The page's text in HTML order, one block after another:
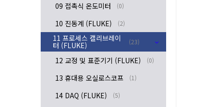
09 접촉식 온도미터 (0)
10 진동계 (FLUKE) (2)
11 프로세스 캘리브레이
터 (FLUKE) (23)
12 교정 및 표준기기 (FLUKE) (0)
13 휴대용 오실로스코프 (1)
14 DAQ (FLUKE) (5)